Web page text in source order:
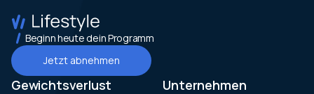
Beginn heute dein Programm
Jetzt abnehmen
Gewichtsverlust Unternehmen